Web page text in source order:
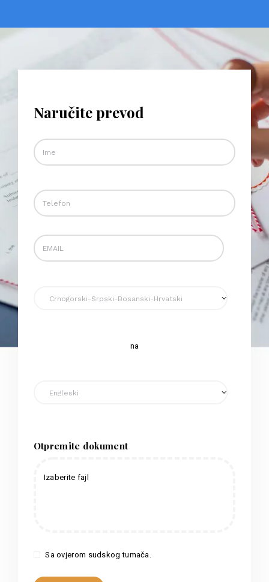
Naručite prevod
na
Otpremite dokument
Izaberite fajl
Sa ovjerom sudskog tumača.